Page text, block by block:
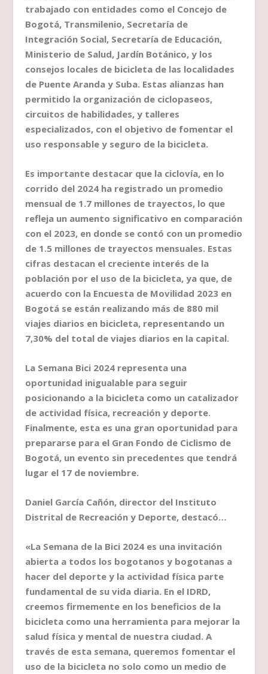
trabajado con entidades como el Concejo de
Bogotá, Transmilenio, Secretaría de
Integración Social, Secretaría de Educación,
Ministerio de Salud, Jardín Botánico, y los
consejos locales de bicicleta de las localidades
de Puente Aranda y Suba. Estas alianzas han
permitido la organización de ciclopaseos,
circuitos de habilidades, y talleres
especializados, con el objetivo de fomentar el
uso responsable y seguro de la bicicleta.
Es importante destacar que la ciclovía, en lo
corrido del 2024 ha registrado un promedio
mensual de 1.7 millones de trayectos, lo que
refleja un aumento significativo en comparación
con el 2023, en donde se contó con un promedio
de 1.5 millones de trayectos mensuales. Estas
cifras destacan el creciente interés de la
población por el uso de la bicicleta, ya que, de
acuerdo con la Encuesta de Movilidad 2023 en
Bogotá se están realizando más de 880 mil
viajes diarios en bicicleta, representando un
7,30% del total de viajes diarios en la capital.
La Semana Bici 2024 representa una
oportunidad inigualable para seguir
posicionando a la bicicleta como un catalizador
de actividad física, recreación y deporte.
Finalmente, esta es una gran oportunidad para
prepararse para el Gran Fondo de Ciclismo de
Bogotá, un evento sin precedentes que tendrá
lugar el 17 de noviembre.
Daniel García Cañón, director del Instituto
Distrital de Recreación y Deporte, destacó…
«La Semana de la Bici 2024 es una invitación
abierta a todos los bogotanos y bogotanas a
hacer del deporte y la actividad física parte
fundamental de su vida diaria. En el IDRD,
creemos firmemente en los beneficios de la
bicicleta como una herramienta para mejorar la
salud física y mental de nuestra ciudad. A
través de esta semana, queremos fomentar el
uso de la bicicleta no solo como un medio de